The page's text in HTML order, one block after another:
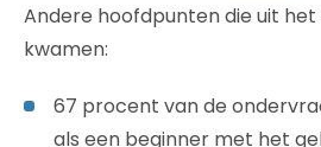
Andere hoofdpunten die uit
kwamen:
67 procent van de
als een beginner met het